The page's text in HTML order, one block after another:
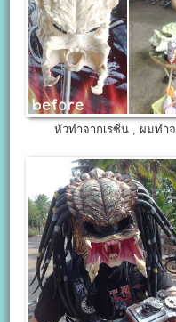
หัวทำจากเรซีน , ผมทำ